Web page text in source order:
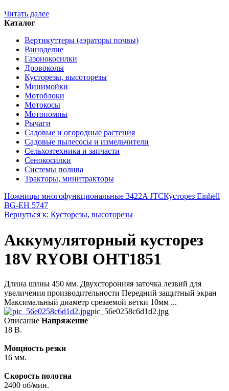
Читать далее
Каталог
Вертикуттеры (аэраторы почвы)
Виноделие
Газонокосилки
Дровоколы
Кусторезы, высоторезы
Минимойки
Мотоблоки
Мотокосы
Мотопомпы
Рычаги
Садовые и огородные растения
Садовые пылесосы и измельчители
Сельхозтехника и запчасти
Сенокосилки
Системы полива
Тракторы, минитракторы
Ножницы многофункциональные 3422A JTCКусторез Einhell
BG-EH 5747
Вернуться к: Кусторезы, высоторезы
Аккумуляторный кусторез
18V RYOBI OHT1851
Длина шины 450 мм. Двухсторонняя заточка лезвий для
увеличения производительности Передний защитный экран
Максимальный диаметр срезаемой ветки 10мм ...
pic_56e0258c6d1d2.jpg
Описание Напряжение
18 В.
Мощность резки
16 мм.
Скорость полотна
2400 об/мин.